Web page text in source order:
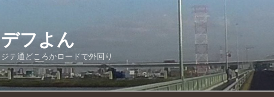
デフよん
ジテ通どころかロードで外回り